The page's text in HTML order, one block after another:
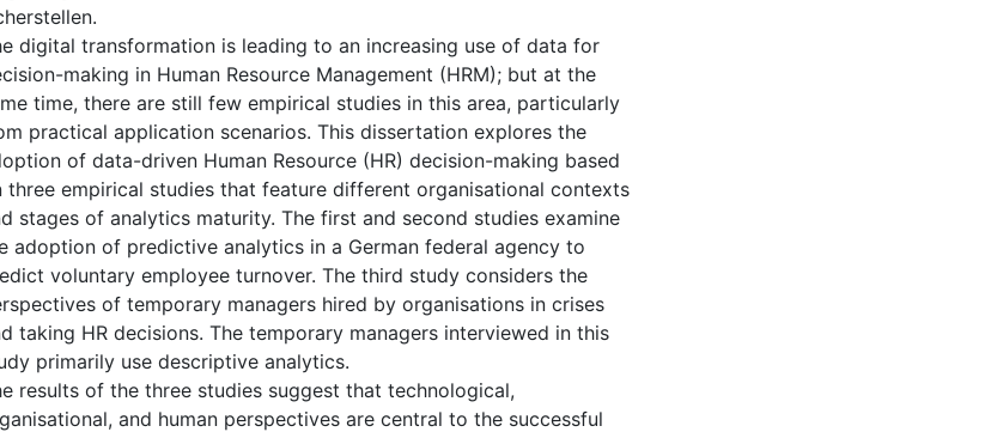
digital transformation is leading to an increasing use of data for
making in Human Resource Management (HRM); but at the
time, there are still few empirical studies in this area, particularly
practical application scenarios. This dissertation explores the
of data-driven Human Resource (HR) decision-making based
three empirical studies that feature different organisational contexts
stages of analytics maturity. The first and second studies examine
adoption of predictive analytics in a German federal agency to
voluntary employee turnover. The third study considers the
of temporary managers hired by organisations in crises
taking HR decisions. The temporary managers interviewed in this
primarily use descriptive analytics.
results of the three studies suggest that technological,
and human perspectives are central to the successful